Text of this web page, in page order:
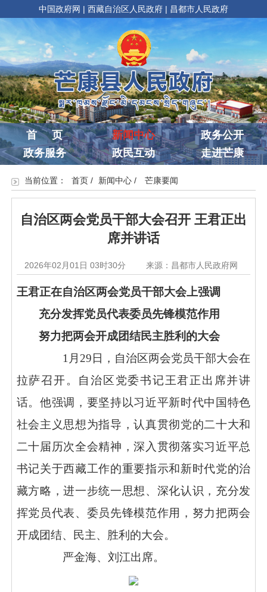
中国政府网 | 西藏自治区人民政府 | 昌都市人民政府
首 页 新闻中心
政务公开
政务服务
政民互动 走进芒康
当前位置： 首页/ 新闻中心/ 芒康要闻
自治区两会党员干部大会召开 王君正出
席并讲话
2026年02月01日 03时30分 来源：昌都市人民政府网
王君正在自治区两会党员干部大会上强调
充分发挥党员代表委员先锋模范作用
努力把两会开成团结民主胜利的大会
1月29 日，自治区两会党员干部大会在
拉萨召开。自治区党委书记王君正出席并讲
话。他强调，要坚持以习近平新时代中国特色
社会主义思想为指导，认真贯彻党的二十大和
二十届历次全会精神，深入贯彻落实习近平总
书记关于西藏工作的重要指示和新时代党的治
藏方略，进一步统一思想、深化认识，充分发
挥党员代表、委员先锋模范作用，努力把两会
开成团结、民主、胜利的大会。
严金海、刘江出席。